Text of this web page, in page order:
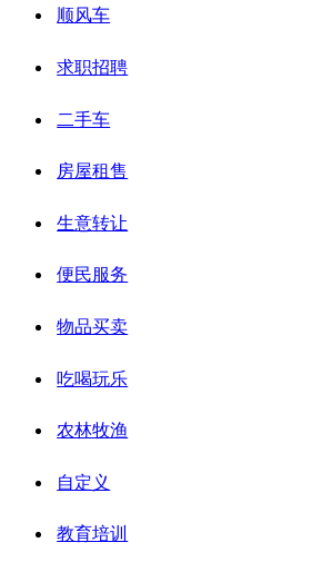
顺风车
求职招聘
二手车
房屋租售
生意转让
便民服务
物品买卖
吃喝玩乐
农林牧渔
自定义
教育培训